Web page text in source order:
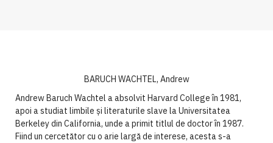
BARUCH WACHTEL, Andrew
Andrew Baruch Wachtel a absolvit Harvard College în 1981,
apoi a studiat limbile și literaturile slave la Universitatea
Berkeley din California, unde a primit titlul de doctor în 1987.
Fiind un cercetător cu o arie largă de interese, acesta s-a